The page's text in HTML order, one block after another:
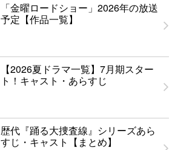
「金曜ロードショー」2026年の放送
予定【作品一覧】
【2026夏ドラマ一覧】7月期スター
ト！キャスト・あらすじ
歴代『踊る大捜査線』シリーズあら
すじ・キャスト【まとめ】